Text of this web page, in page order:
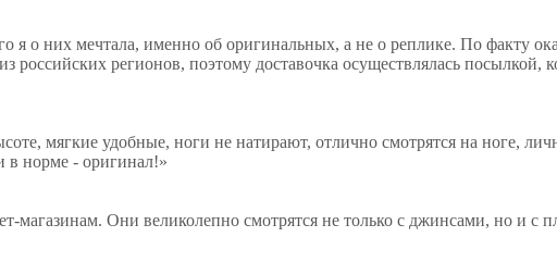
я о них мечтала, именно об оригинальных, а не о реплике. По факту
регионов, поэтому доставочка осуществлялась посылкой,
мягкие удобные, ноги не натирают, отлично смотрятся на ноге,
в норме - оригинал!»
магазинам. Они великолепно смотрятся не только с джинсами, но и с